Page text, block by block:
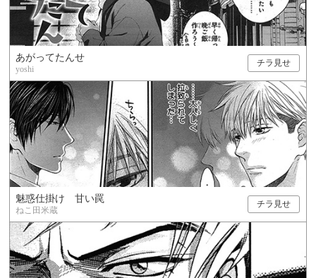
あがってたんせ
yoshi
チラ見せ
魅惑仕掛け 甘い罠
ねこ田米蔵
チラ見せ